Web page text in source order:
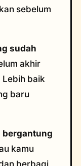
sebelum
sudah
akhir
baik
baru
bergantung
kamu